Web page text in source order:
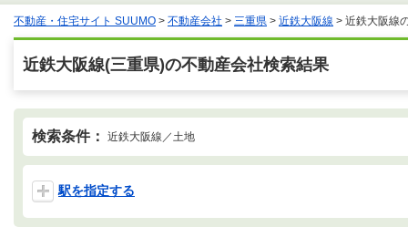
不動産・住宅サイト SUUMO > 不動産会社 > 三重県 > 近鉄大阪線 > 近鉄大阪線
近鉄大阪線(三重県)の不動産会社検索結果
検索条件： 近鉄大阪線／土地
駅を指定する